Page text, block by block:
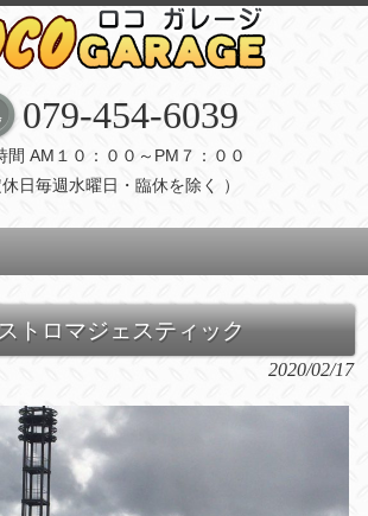
079-454-6039
間 AM１０：００～PM７：００
休日毎週水曜日・臨休を除く ）
トロマジェスティック
2020/02/17